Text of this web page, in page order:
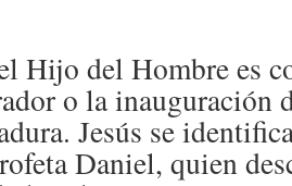
Hijo del Hombre es
o la inauguración
Jesús se
Daniel, quien